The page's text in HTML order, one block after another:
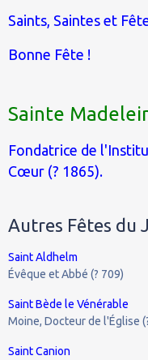
Saints, Saintes et
Bonne Fête !
Sainte
Fondatrice de
Cœur (? 1865).
Autres Fêtes du
Saint Aldhelm
Évêque et Abbé (? 709)
Saint Bède le Vénérable
Moine, Docteur de l'Église
Saint Canion